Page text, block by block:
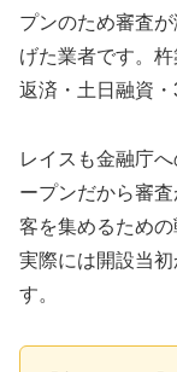
プンのため審査
げた業者です。
返済・土日融資
レイスも金融庁
ープンだから審
客を集めるための
実際には開設当
す。